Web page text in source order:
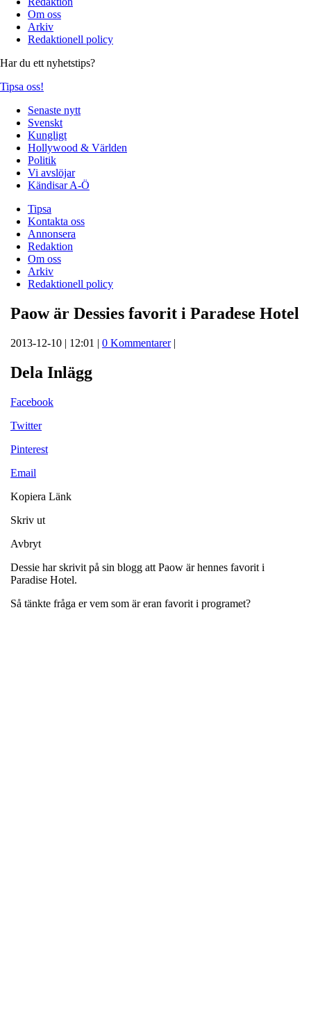
Om oss
Arkiv
Redaktionell policy
Har du ett nyhetstips?
Tipsa oss!
Senaste nytt
Svenskt
Kungligt
Hollywood & Världen
Politik
Vi avslöjar
Kändisar A-Ö
Tipsa
Kontakta oss
Annonsera
Redaktion
Om oss
Arkiv
Redaktionell policy
Paow är Dessies favorit i Paradese Hotel
2013-12-10 | 12:01 | 0 Kommentarer|
Dela Inlägg
Facebook
Twitter
Pinterest
Email
Kopiera Länk
Skriv ut
Avbryt
Dessie har skrivit på sin blogg att Paow är hennes favorit i
Paradise Hotel.
Så tänkte fråga er vem som är eran favorit i programet?